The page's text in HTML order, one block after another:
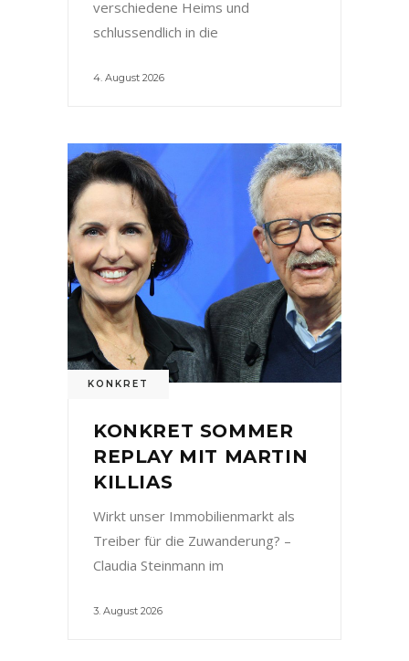
verschiedene Heims und
schlussendlich in die
4. August 2026
KONKRET
KONKRET SOMMER
REPLAY MIT MARTIN
KILLIAS
Wirkt unser Immobilienmarkt als
Treiber für die Zuwanderung? –
Claudia Steinmann im
3. August 2026